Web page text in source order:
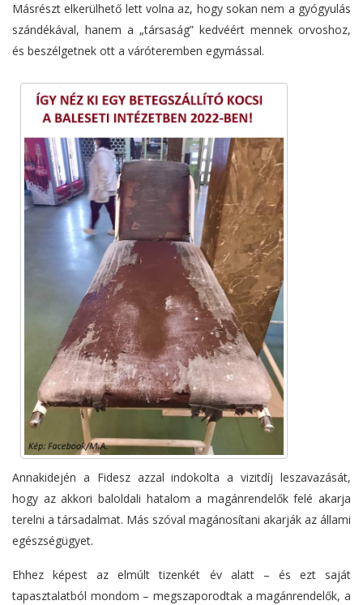
Másrészt elkerülhető lett volna az, hogy sokan nem a gyógyulás
szándékával, hanem a „társaság” kedvéért mennek orvoshoz,
és beszélgetnek ott a váróteremben egymással.
Annakidején a Fidesz azzal indokolta a vizitdíj leszavazását,
hogy az akkori baloldali hatalom a magánrendelők felé akarja
terelni a társadalmat. Más szóval magánosítani akarják az állami
egészségügyet.
Ehhez képest az elmúlt tizenkét év alatt – és ezt saját
tapasztalatból mondom – megszaporodtak a magánrendelők, a